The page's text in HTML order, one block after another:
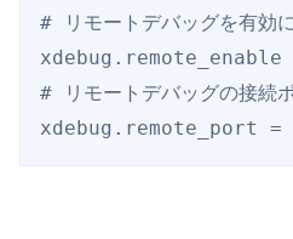
# リモートデバッグを有効に
xdebug.remote_enable
# リモートデバッグの接続ポ
xdebug.remote_port =